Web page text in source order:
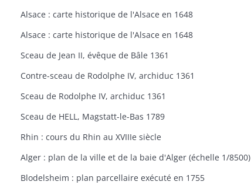
Alsace : carte historique de l'Alsace en 1648
Alsace : carte historique de l'Alsace en 1648
Sceau de Jean II, évêque de Bâle 1361
Contre-sceau de Rodolphe IV, archiduc 1361
Sceau de Rodolphe IV, archiduc 1361
Sceau de HELL, Magstatt-le-Bas 1789
Rhin : cours du Rhin au XVIIIe siècle
Alger : plan de la ville et de la baie d'Alger (échelle 1/8500)
Blodelsheim : plan parcellaire exécuté en 1755